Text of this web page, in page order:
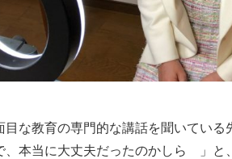
な教育の専門的な講話を聞いている
、本当に大丈夫だったのかしら 」と、